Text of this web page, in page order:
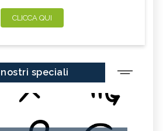
CLICCA QUI
I nostri speciali